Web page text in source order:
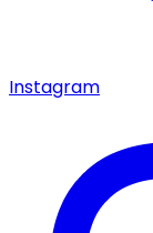
Instagram